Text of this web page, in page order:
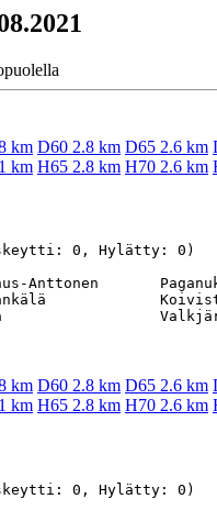
km D60 2.8 km D65 2.6 km
km H65 2.8 km H70 2.6 km
0, Hylätty: 0)
Anttonen
km D60 2.8 km D65 2.6 km
km H65 2.8 km H70 2.6 km
0, Hylätty: 0)